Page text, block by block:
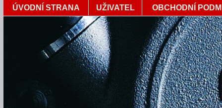
ÚVODNÍ STRANA UŽIVATEL OBCHODNÍ